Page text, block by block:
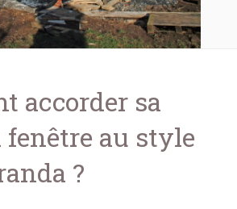
accorder sa
fenêtre au style
?